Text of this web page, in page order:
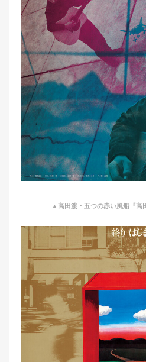
▲高田渡・五つの赤い風船『高